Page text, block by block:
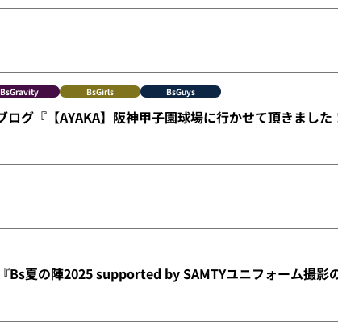
BsGravity BsGirls BsGuys
ログ『【AYAKA】阪神甲子園球場に行かせて頂きまし
Bs夏の陣2025 supported by SAMTYユニフォーム撮影